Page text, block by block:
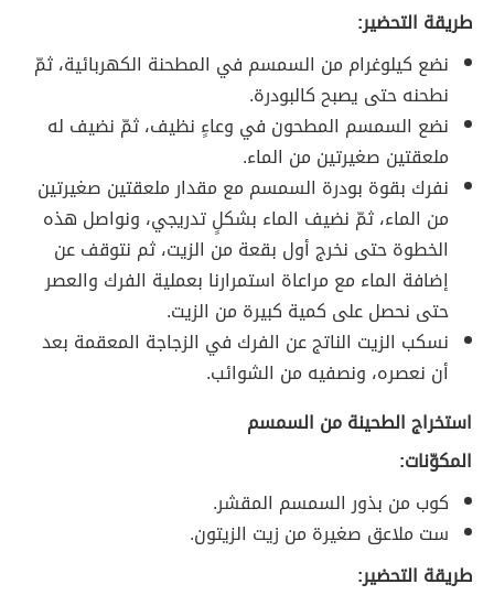
طريقة التحضير:
نضع كيلوغرام من السمسم في المطحنة الكهربائية، ثمّ
نطحنه حتى يصبح كالبودرة.
نضع السمسم المطحون في وعاءٍ نظيف، ثمّ نضيف له
ملعقتين صغيرتين من الماء.
نفرك بقوة بودرة السمسم مع مقدار ملعقتين صغيرتين
من الماء، ثمّ نضيف الماء بشكلٍ تدريجي، ونواصل هذه
الخطوة حتى نخرج أول بقعة من الزيت، ثم نتوقف عن
إضافة الماء مع مراعاة استمرارنا بعملية الفرك والعصر
حتى نحصل على كمية كبيرة من الزيت.
نسكب الزيت الناتج عن الفرك في الزجاجة المعقمة بعد
أن نعصره، ونصفيه من الشوائب.
استخراج الطحينة من السمسم
المكوّنات:
كوب من بذور السمسم المقشر.
ست ملاعق صغيرة من زيت الزيتون.
طريقة التحضير: